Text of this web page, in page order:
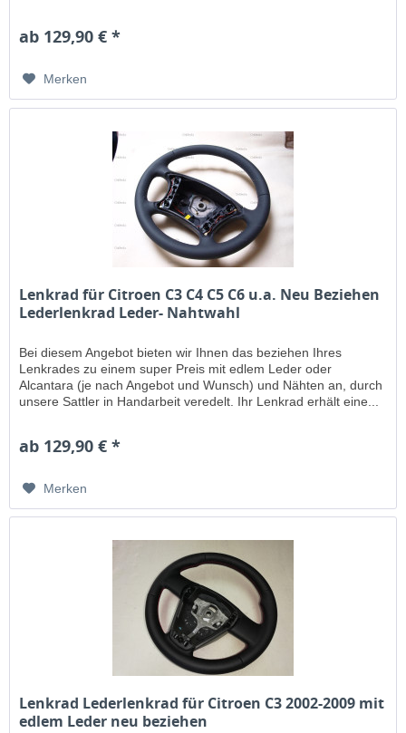
ab 129,90 € *
Merken
Lenkrad für Citroen C3 C4 C5 C6 u.a. Neu Beziehen
Lederlenkrad Leder- Nahtwahl
Bei diesem Angebot bieten wir Ihnen das beziehen Ihres
Lenkrades zu einem super Preis mit edlem Leder oder
Alcantara (je nach Angebot und Wunsch) und Nähten an, durch
unsere Sattler in Handarbeit veredelt. Ihr Lenkrad erhält eine...
ab 129,90 € *
Merken
Lenkrad Lederlenkrad für Citroen C3 2002-2009 mit
edlem Leder neu beziehen